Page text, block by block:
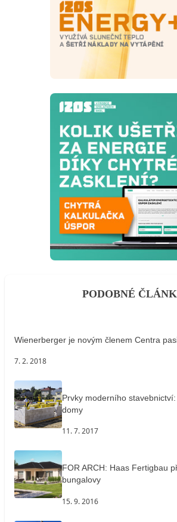
PODOBNÉ
Wienerberger je novým členem Centra
7. 2. 2018
Prvky moderního
domy
11. 7. 2017
FOR ARCH: Haas Fertigbau
bungalovy
15. 9. 2016